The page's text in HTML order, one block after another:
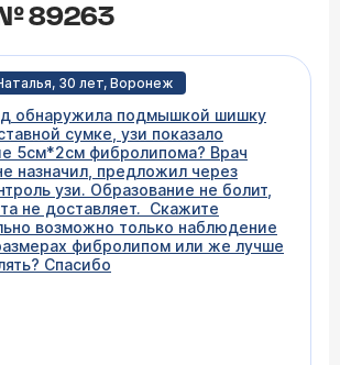
89263
30 лет, Воронеж
обнаружила подмышкой шишку
сумке, узи показало
5см*2см фибролипома? Врач
назначил, предложил через
узи. Образование не болит,
не доставляет. Скажите
возможно только наблюдение
фибролипом или же лучше
Спасибо